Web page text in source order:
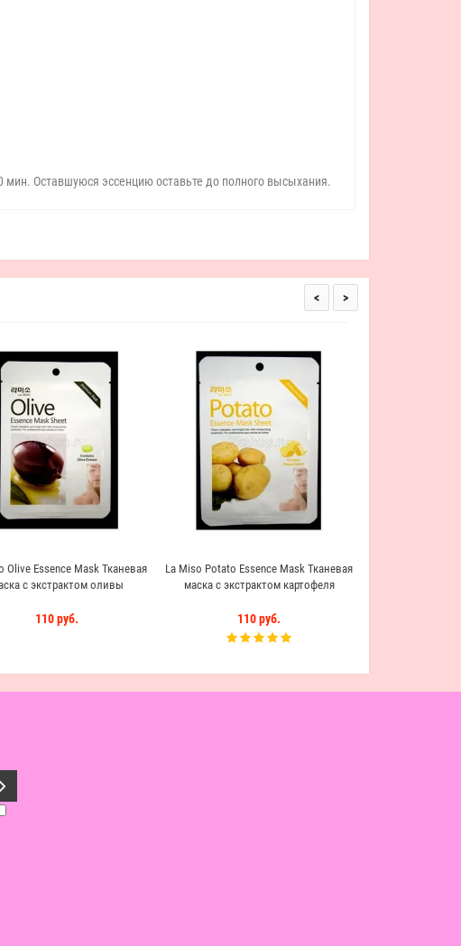
Оставшуюся эссенцию оставьте до полного высыхания.
Olive Essence Mask Тканевая
с экстрактом оливы
110 руб.
La Miso Potato Essence Mask Тканевая
маска с экстрактом картофеля
110 руб.
< >